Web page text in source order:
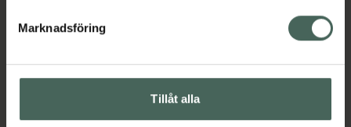
Marknadsföring
Tillåt alla
Kundservice
Vanliga frågor
Hitta apotek
Leverans, betalning och retur